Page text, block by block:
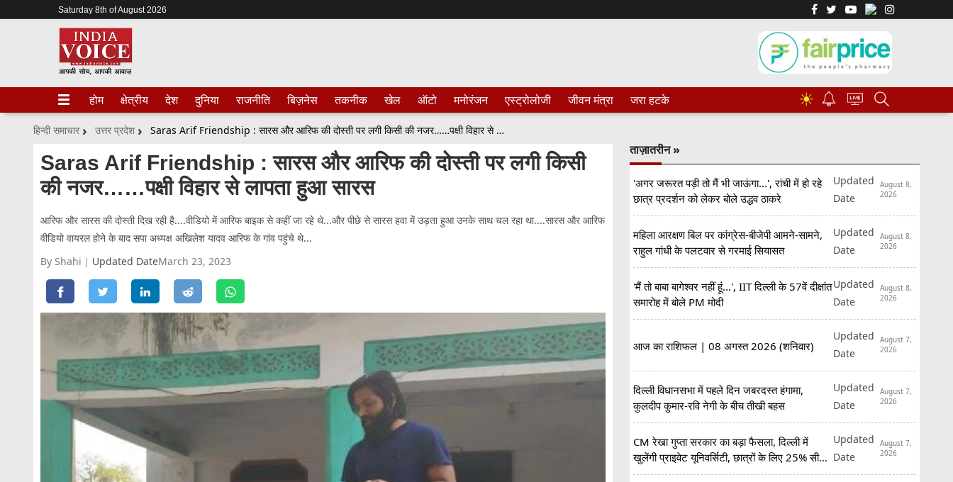
Saturday 8th of August 2026
होम क्षेत्रीय देश दुनिया राजनीति बिज़नेस तकनीक खेल ऑटो मनोरंजन एस्ट्रोलोजी जीवन मंत्रा जरा हटके ☀
हिन्दी समाचार उत्तर प्रदेश Saras Arif Friendship : सारस और आरिफ की दोस्ती पर लगी किसी की नजर……पक्षी विहार से लापता हुआ सारस
Saras Arif Friendship : सारस और आरिफ की दोस्ती पर लगी किसी
की नजर……पक्षी विहार से लापता हुआ सारस
आरिफ और सारस की दोस्ती दिख रही है....वीडियो में आरिफ बाइक से कहीं जा रहे थे...और पीछे से सारस हवा में उड़ता हुआ उनके साथ चल रहा था....सारस और आरिफ
वीडियो वायरल होने के बाद सपा अध्यक्ष अखिलेश यादव आरिफ के गांव पहुंचे थे...
By Shahi
Updated DateMarch 23, 2023
ताज़ातरीन »
'अगर जरूरत पड़ी तो मैं भी जाऊंगा...', रांची में हो रहे
छात्र प्रदर्शन को लेकर बोले उद्धव ठाकरे
Updated
Date
August 8,
2026
महिला आरक्षण बिल पर कांग्रेस-बीजेपी आमने-सामने,
राहुल गांधी के पलटवार से गरमाई सियासत
Updated
Date
August 8,
2026
'मैं तो बाबा बागेश्वर नहीं हूं...', IIT दिल्ली के 57वें दीक्षांत
समारोह में बोले PM मोदी
Updated
Date
August 8,
2026
आज का राशिफल | 08 अगस्त 2026 (शनिवार)
Updated
Date
August 7,
2026
दिल्ली विधानसभा में पहले दिन जबरदस्त हंगामा,
कुलदीप कुमार-रवि नेगी के बीच तीखी बहस
Updated
Date
August 7,
2026
CM रेखा गुप्ता सरकार का बड़ा फैसला, दिल्ली में
खुलेंगी प्राइवेट यूनिवर्सिटी, छात्रों के लिए 25% सीटें
रिजर्व
Updated
Date
August 7,
2026